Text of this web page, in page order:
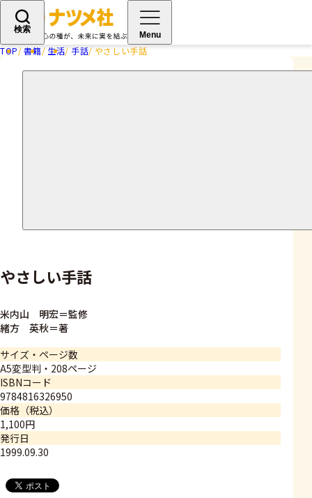
検索
Menu
TOP 書籍 生活 手話 やさしい手話
やさしい手話
米内山 明宏＝監修
緒方 英秋＝著
サイズ・ページ数
A5変型判・208ページ
ISBNコード
9784816326950
価格（税込）
1,100円
発行日
1999.09.30